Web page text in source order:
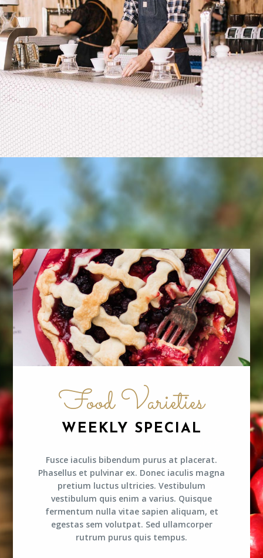
Food Varieties
WEEKLY SPECIAL
Fusce iaculis bibendum purus at placerat.
Phasellus et pulvinar ex. Donec iaculis magna
pretium luctus ultricies. Vestibulum
vestibulum quis enim a varius. Quisque
fermentum nulla vitae sapien aliquam, et
egestas sem volutpat. Sed ullamcorper
rutrum purus quis tempus.